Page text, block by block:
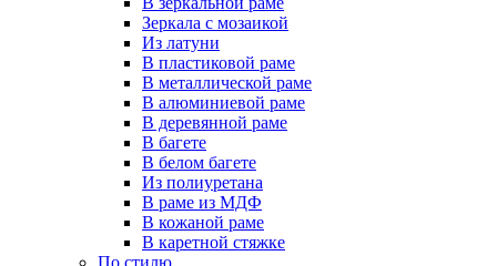
Зеркала с мозаикой
Из латуни
В пластиковой раме
В металлической раме
В алюминиевой раме
В деревянной раме
В багете
В белом багете
Из полиуретана
В раме из МДФ
В кожаной раме
В каретной стяжке
По стилю